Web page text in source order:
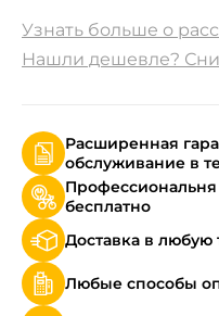
Узнать больше о
Нашли дешевле?
Расширенная
обслуживание в
бесплатно
Доставка в
Любые способы